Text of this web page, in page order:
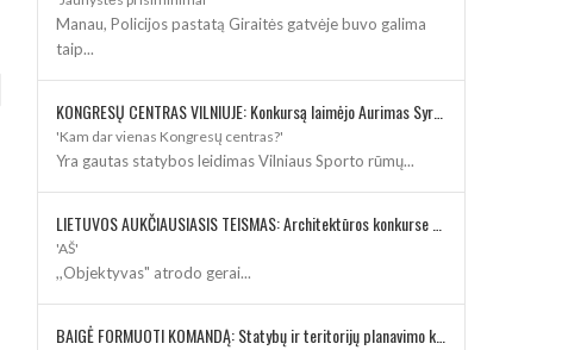
Manau, Policijos pastatą Giraitės gatvėje buvo galima
taip...
KONGRESŲ CENTRAS VILNIUJE: Konkursą laimėjo Aurimas Syrusas su „IMPLMNT architects“
'Kam dar vienas Kongresų centras?'
Yra gautas statybos leidimas Vilniaus Sporto rūmų...
LIETUVOS AUKČIAUSIASIS TEISMAS: Architektūros konkurse varžosi 8 rekonstrukcijos vizijos
'AŠ'
,,Objektyvas" atrodo gerai...
BAIGĖ FORMUOTI KOMANDĄ: Statybų ir teritorijų planavimo klausimus kuruos architektė